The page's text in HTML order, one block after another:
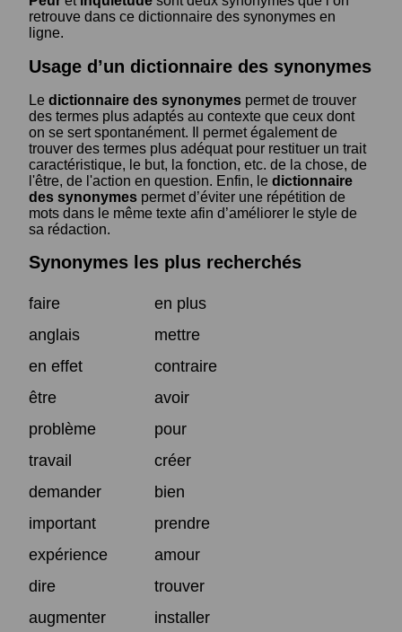
retrouve dans ce dictionnaire des synonymes en
ligne.
Usage d’un dictionnaire des synonymes
Le dictionnaire des synonymes permet de trouver
des termes plus adaptés au contexte que ceux dont
on se sert spontanément. Il permet également de
trouver des termes plus adéquat pour restituer un trait
caractéristique, le but, la fonction, etc. de la chose, de
l'être, de l'action en question. Enfin, le dictionnaire
des synonymes permet d’éviter une répétition de
mots dans le même texte afin d’améliorer le style de
sa rédaction.
Synonymes les plus recherchés
faire
en plus
anglais
mettre
en effet
contraire
être
avoir
problème
pour
travail
créer
demander
bien
important
prendre
expérience
amour
dire
trouver
augmenter
installer